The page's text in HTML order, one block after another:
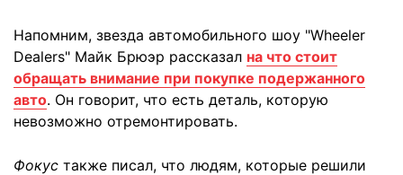
Напомним, звезда автомобильного шоу "Wheeler
Dealers" Майк Брюэр рассказал на что стоит
обращать внимание при покупке подержанного
авто. Он говорит, что есть деталь, которую
невозможно отремонтировать.
Фокус также писал, что людям, которые решили